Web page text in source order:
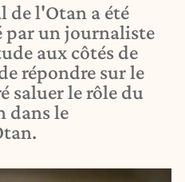
de l'Otan a été
un journaliste
aux côtés de
répondre sur le
saluer le rôle du
dans le